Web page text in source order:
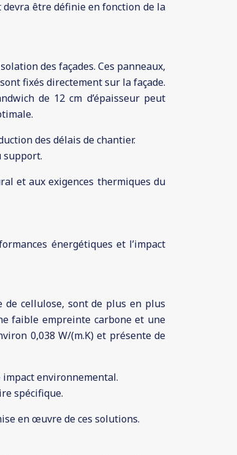
devra être définie en fonction de la
des façades. Ces panneaux,
fixés directement sur la façade.
de 12 cm d’épaisseur peut
des délais de chantier.
support.
et aux exigences thermiques du
énergétiques et l’impact
de cellulose, sont de plus en plus
faible empreinte carbone et une
0,038 W/(m.K) et présente de
environnemental.
spécifique.
en œuvre de ces solutions.